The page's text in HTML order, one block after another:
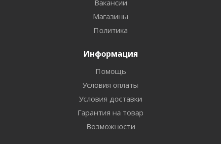
Вакансии
Магазины
Политика
Информация
Помощь
Условия оплаты
Условия доставки
Гарантия на товар
Возможности